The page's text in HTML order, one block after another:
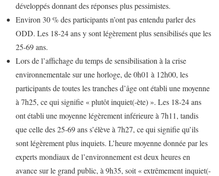
développés donnant des réponses plus pessimistes.
Environ 30 % des participants n’ont pas entendu parler des
ODD. Les 18-24 ans y sont légèrement plus sensibilisés que les
25-69 ans.
Lors de l’affichage du temps de sensibilisation à la crise
environnementale sur une horloge, de 0h01 à 12h00, les
participants de toutes les tranches d’âge ont établi une moyenne
à 7h25, ce qui signifie « plutôt inquiet(-ète) ». Les 18-24 ans
ont établi une moyenne légèrement inférieure à 7h11, tandis
que celle des 25-69 ans s’élève à 7h27, ce qui signifie qu’ils
sont légèrement plus inquiets. L’heure moyenne donnée par les
experts mondiaux de l’environnement est deux heures en
avance sur le grand public, à 9h35, soit « extrêmement inquiet(-